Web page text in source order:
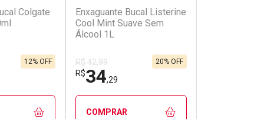
Colgate
12% OFF
Enxaguante Bucal Listerine
Cool Mint Suave Sem
Álcool 1L
R$ 42,99
R$34,29
20% OFF
COMPRAR